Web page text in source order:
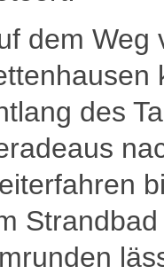
dem Weg
des